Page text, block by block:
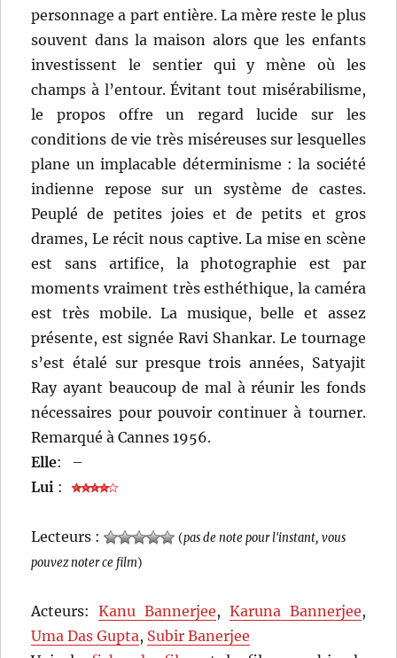
personnage a part entière. La mère reste le plus
souvent dans la maison alors que les enfants
investissent le sentier qui y mène où les
champs à l’entour. Évitant tout misérabilisme,
le propos offre un regard lucide sur les
conditions de vie très miséreuses sur lesquelles
plane un implacable déterminisme : la société
indienne repose sur un système de castes.
Peuplé de petites joies et de petits et gros
drames, Le récit nous captive. La mise en scène
est sans artifice, la photographie est par
moments vraiment très esthéthique, la caméra
est très mobile. La musique, belle et assez
présente, est signée Ravi Shankar. Le tournage
s’est étalé sur presque trois années, Satyajit
Ray ayant beaucoup de mal à réunir les fonds
nécessaires pour pouvoir continuer à tourner.
Remarqué à Cannes 1956.
Elle:
–
Lui :
Lecteurs : (pas de note pour l'instant, vous
pouvez noter ce film)
Acteurs:Kanu Bannerjee, Karuna Bannerjee,
Uma Das Gupta, Subir Banerjee